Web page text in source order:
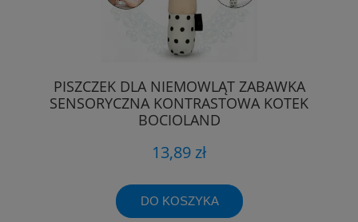
PISZCZEK DLA NIEMOWLĄT ZABAWKA
SENSORYCZNA KONTRASTOWA KOTEK
BOCIOLAND
13,89 zł
DO KOSZYKA